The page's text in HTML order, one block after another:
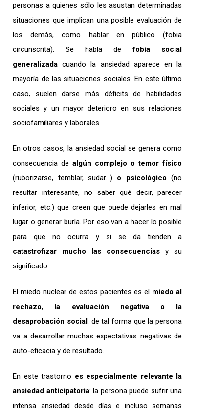
personas a quienes sólo les asustan determinadas
situaciones que implican una posible evaluación de
los demás, como hablar en público (fobia
circunscrita). Se habla de fobia social
generalizada cuando la ansiedad aparece en la
mayoría de las situaciones sociales. En este último
caso, suelen darse más déficits de habilidades
sociales y un mayor deterioro en sus relaciones
sociofamiliares y laborales.
En otros casos, la ansiedad social se genera como
consecuencia dealgún complejo o temor físico
(ruborizarse, temblar, sudar…) o psicológico (no
resultar interesante, no saber qué decir, parecer
inferior, etc.) que creen que puede dejarles en mal
lugar o generar burla. Por eso van a hacer lo posible
para que no ocurra y si se da tienden a
catastrofizar mucho las consecuencias y su
significado.
El miedo nuclear de estos pacientes es el miedo al
rechazo, la evaluación negativa o la
desaprobación social, de tal forma que la persona
va a desarrollar muchas expectativas negativas de
auto-eficacia y de resultado.
En este trastorno es especialmente relevante la
ansiedad anticipatoria: la persona puede sufrir una
intensa ansiedad desde días e incluso semanas